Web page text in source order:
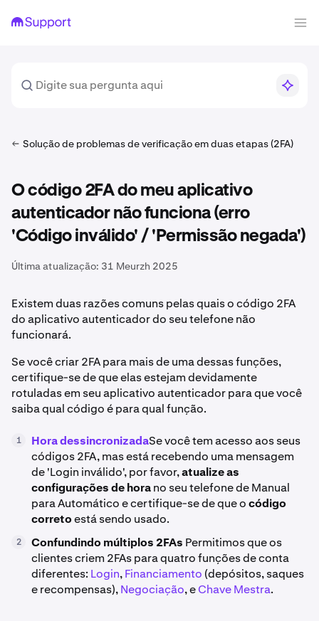
Solução de problemas de verificação em duas etapas (2FA)
O código 2FA do meu aplicativo
autenticador não funciona (erro
'Código inválido' / 'Permissão negada')
Última atualização: 31 Meurzh 2025
Existem duas razões comuns pelas quais o código 2FA
do aplicativo autenticador do seu telefone não
funcionará.
Se você criar 2FA para mais de uma dessas funções,
certifique-se de que elas estejam devidamente
rotuladas em seu aplicativo autenticador para que você
saiba qual código é para qual função.
1 Hora dessincronizadaSe você tem acesso aos seus
códigos 2FA, mas está recebendo uma mensagem
de 'Login inválido', por favor,atualize as
configurações de horano seu telefone de Manual
para Automático e certifique-se de que ocódigo
corretoestá sendo usado.
2 Confundindo múltiplos 2FAs Permitimos que os
clientes criem 2FAs para quatro funções de conta
diferentes: Login,Financiamento (depósitos, saques
e recompensas),Negociação, eChave Mestra.